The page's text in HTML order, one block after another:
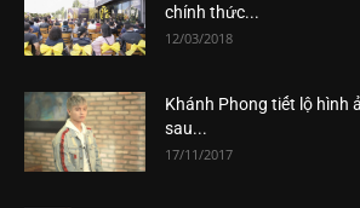
chính thức...
12/03/2018
Khánh Phong tiết lộ hình
sau...
17/11/2017